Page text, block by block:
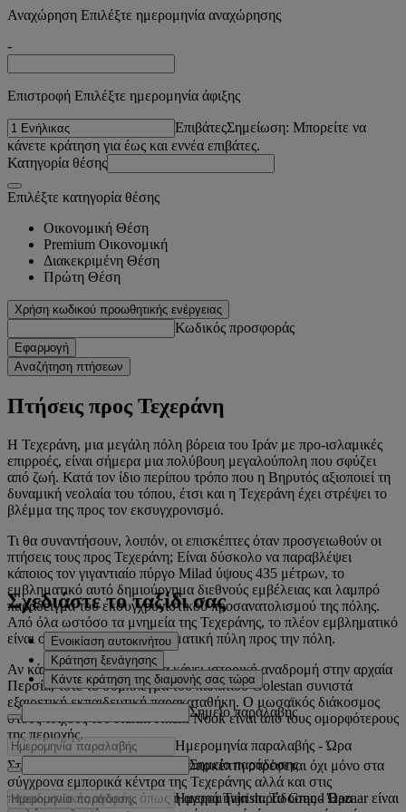
Αναχώρηση Επιλέξτε ημερομηνία αναχώρησης
-
Επιστροφή Επιλέξτε ημερομηνία άφιξης
ΕπιβάτεςΣημείωση: Μπορείτε να
κάνετε κράτηση για έως και εννέα επιβάτες.
Κατηγορία θέσης
Επιλέξτε κατηγορία θέσης
Οικονομική Θέση
Premium Οικονομική
Διακεκριμένη Θέση
Πρώτη Θέση
Χρήση κωδικού προωθητικής ενέργειας
Κωδικός προσφοράς
Εφαρμογή
Αναζήτηση πτήσεων
Πτήσεις προς Τεχεράνη
Η Τεχεράνη, μια μεγάλη πόλη βόρεια του Ιράν με προ-ισλαμικές
επιρροές, είναι σήμερα μια πολύβουη μεγαλούπολη που σφύζει
από ζωή. Κατά τον ίδιο περίπου τρόπο που η Βηρυτός αξιοποιεί τη
δυναμική νεολαία του τόπου, έτσι και η Τεχεράνη έχει στρέψει το
βλέμμα της προς τον εκσυγχρονισμό.
Τι θα συναντήσουν, λοιπόν, οι επισκέπτες όταν προσγειωθούν οι
πτήσεις τους προς Τεχεράνη; Είναι δύσκολο να παραβλέψει
κάποιος τον γιγαντιαίο πύργο Milad ύψους 435 μέτρων, το
εμβληματικό αυτό δημιούργημα διεθνούς εμβέλειας και λαμπρό
παράδειγμα του εκσυγχρονιστικού προσανατολισμού της πόλης.
Από όλα ωστόσο τα μνημεία της Τεχεράνης, το πλέον εμβληματικό
είναι ο πύργος Azadi, η πραγματική πύλη προς την πόλη.
Αν κάποιος θέλει πάντως να κάνει ιστορική αναδρομή στην αρχαία
Περσία, τότε το σύμπλεγμα του παλατιού Golestan συνιστά
εξαιρετική εκπαιδευτική παρακαταθήκη. Ο μωσαϊκός διάκοσμος
στους τοίχους του Karim Khani Nook είναι από τους ομορφότερους
της περιοχής.
Στην Τεχεράνη η προσοχή του επισκέπτη στρέφεται όχι μόνο στα
σύγχρονα εμπορικά κέντρα της Τεχεράνης αλλά και στις
παραδοσιακές αγορές, όπως η αγορά Tajrish. Το Grand Bazaar είναι
Σχεδιάστε το ταξίδι σας
Ενοικίαση αυτοκινήτου
Κράτηση ξενάγησης
Κάντε κράτηση της διαμονής σας τώρα
Σημείο παραλαβής
Ημερομηνία παραλαβής - Ώρα
Σημείο παράδοσης
Ημερομηνία παράδοσης - Ώρα